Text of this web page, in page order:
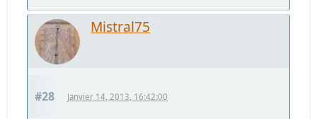
Mistral75
#28 Janvier 14, 2013, 16:42:00